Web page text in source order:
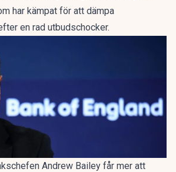
har kämpat för att dämpa
en rad utbudschocker.
Andrew Bailey får mer att